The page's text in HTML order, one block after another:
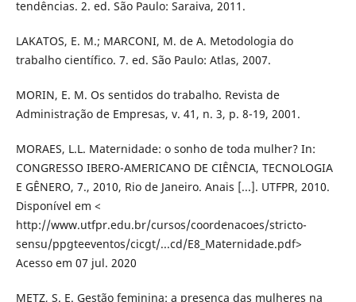
tendências. 2. ed. São Paulo: Saraiva, 2011.
LAKATOS, E. M.; MARCONI, M. de A. Metodologia do
trabalho científico. 7. ed. São Paulo: Atlas, 2007.
MORIN, E. M. Os sentidos do trabalho. Revista de
Administração de Empresas, v. 41, n. 3, p. 8-19, 2001.
MORAES, L.L. Maternidade: o sonho de toda mulher? In:
CONGRESSO IBERO-AMERICANO DE CIÊNCIA, TECNOLOGIA
E GÊNERO, 7., 2010, Rio de Janeiro. Anais [...]. UTFPR, 2010.
Disponível em <
http://www.utfpr.edu.br/cursos/coordenacoes/stricto-
sensu/ppgteeventos/cicgt/...cd/E8_Maternidade.pdf>
Acesso em 07 jul. 2020
METZ, S. E. Gestão feminina: a presença das mulheres na